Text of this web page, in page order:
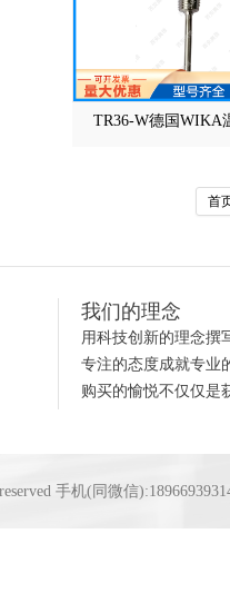
TR36-W德国
首
我们的理念
用科技创新的理念撰
专注的态度成就专业
购买的愉悦不仅仅是
手机(同微信